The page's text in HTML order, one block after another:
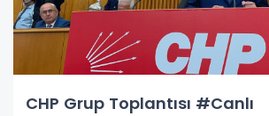
CHP Grup Toplantısı #Canlı